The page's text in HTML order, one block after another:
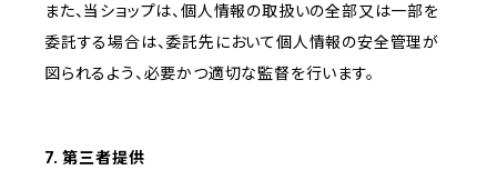
また、当ショップは、個人情報の取扱いの全部又は一部を
委託する場合は、委託先において個人情報の安全管理が
図られるよう、必要かつ適切な監督を行います。
7. 第三者提供